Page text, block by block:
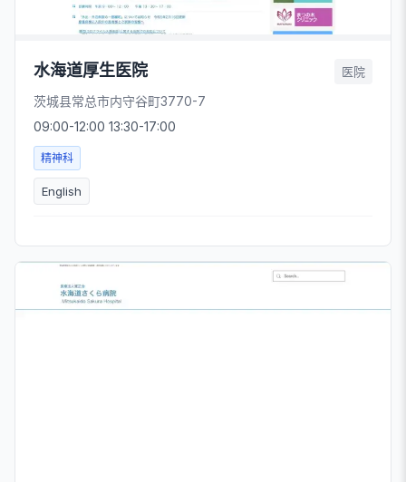
水海道厚生医院 医院
茨城县常总市内守谷町3770-7
09:00-12:00 13:30-17:00
精神科
English